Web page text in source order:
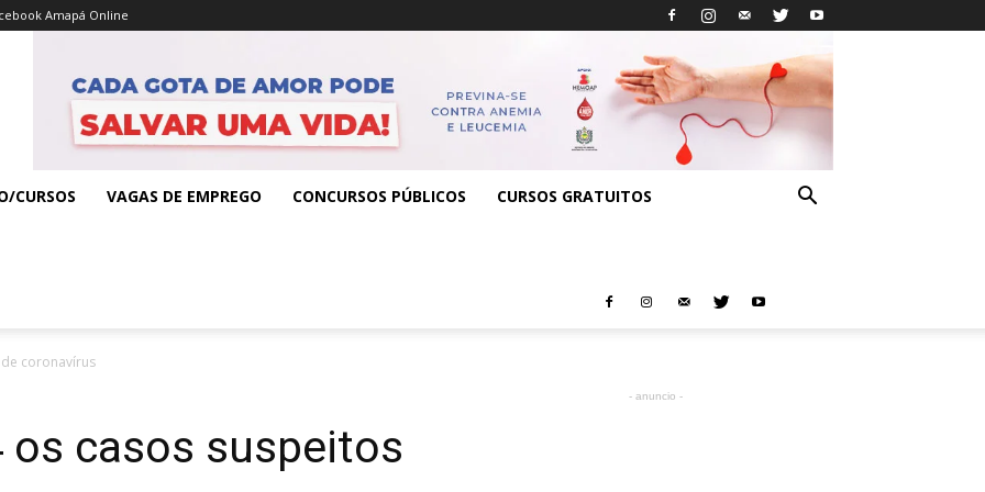
Amapá Online
CURSOS VAGAS DE EMPREGO CONCURSOS PÚBLICOS CURSOS GRATUITOS
coronavírus
os casos suspeitos
- anuncio -